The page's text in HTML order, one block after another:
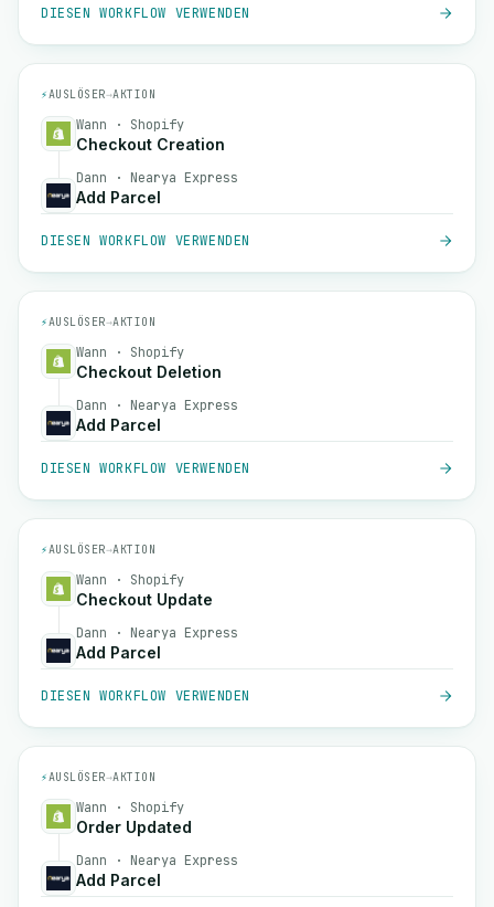
DIESEN WORKFLOW VERWENDEN
⚡AUSLÖSER→AKTION
Wann · Shopify
Checkout Creation
Dann · Nearya Express
Add Parcel
DIESEN WORKFLOW VERWENDEN
⚡AUSLÖSER→AKTION
Wann · Shopify
Checkout Deletion
Dann · Nearya Express
Add Parcel
DIESEN WORKFLOW VERWENDEN
⚡AUSLÖSER→AKTION
Wann · Shopify
Checkout Update
Dann · Nearya Express
Add Parcel
DIESEN WORKFLOW VERWENDEN
⚡AUSLÖSER→AKTION
Wann · Shopify
Order Updated
Dann · Nearya Express
Add Parcel